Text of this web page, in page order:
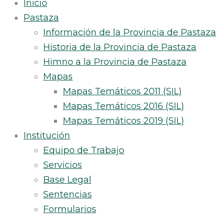
Inicio
Pastaza
Información de la Provincia de Pastaza
Historia de la Provincia de Pastaza
Himno a la Provincia de Pastaza
Mapas
Mapas Temáticos 2011 (SIL)
Mapas Temáticos 2016 (SIL)
Mapas Temáticos 2019 (SIL)
Institución
Equipo de Trabajo
Servicios
Base Legal
Sentencias
Formularios